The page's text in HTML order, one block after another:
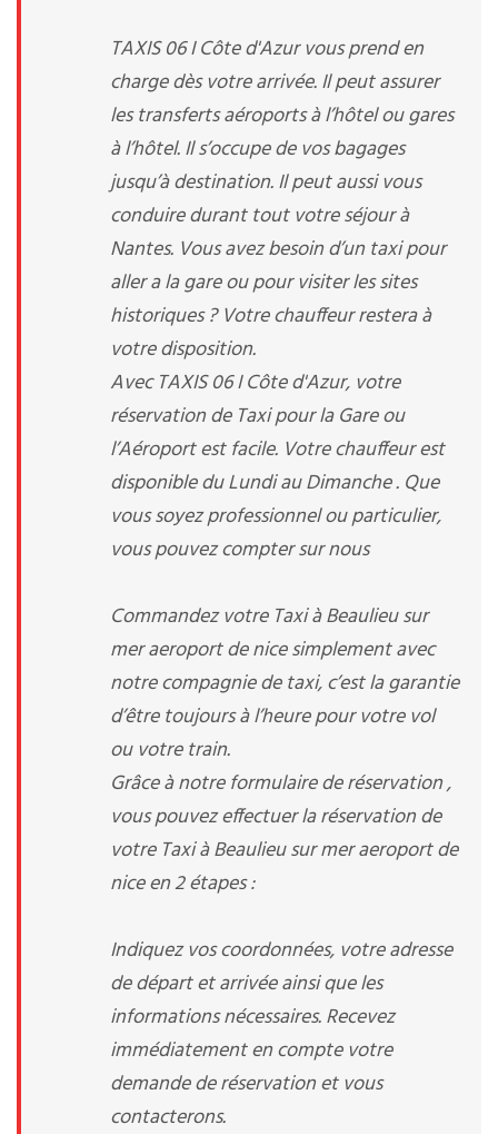
TAXIS 06 I Côte d'Azur vous prend en
charge dès votre arrivée. Il peut assurer
les transferts aéroports à l’hôtel ou gares
à l’hôtel. Il s’occupe de vos bagages
jusqu’à destination. Il peut aussi vous
conduire durant tout votre séjour à
Nantes. Vous avez besoin d’un taxi pour
aller a la gare ou pour visiter les sites
historiques ? Votre chauffeur restera à
votre disposition.
Avec TAXIS 06 I Côte d'Azur, votre
réservation de Taxi pour la Gare ou
l’Aéroport est facile. Votre chauffeur est
disponible du Lundi au Dimanche . Que
vous soyez professionnel ou particulier,
vous pouvez compter sur nous
Commandez votre Taxi à Beaulieu sur
mer aeroport de nice simplement avec
notre compagnie de taxi, c’est la garantie
d’être toujours à l’heure pour votre vol
ou votre train.
Grâce à notre formulaire de réservation ,
vous pouvez effectuer la réservation de
votre Taxi à Beaulieu sur mer aeroport de
nice en 2 étapes :
Indiquez vos coordonnées, votre adresse
de départ et arrivée ainsi que les
informations nécessaires. Recevez
immédiatement en compte votre
demande de réservation et vous
contacterons.